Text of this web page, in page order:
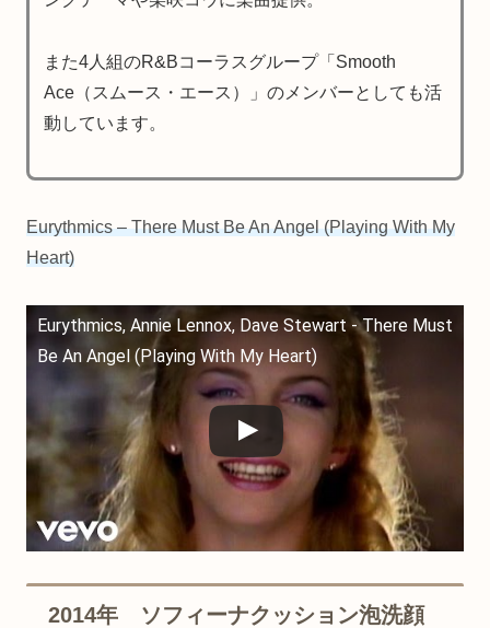
また4人組のR&Bコーラスグループ「Smooth
Ace（スムース・エース）」のメンバーとしても活
動しています。
Eurythmics – There Must Be An Angel (Playing With My
Heart)
Eurythmics, Annie Lennox, Dave Stewart - There Must
Be An Angel (Playing With My Heart)
2014年 ソフィーナクッション泡洗顔